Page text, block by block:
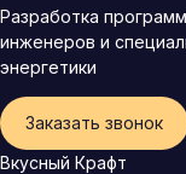
Разработка
инженеров и
энергетики
Заказать звонок
Вкусный Крафт